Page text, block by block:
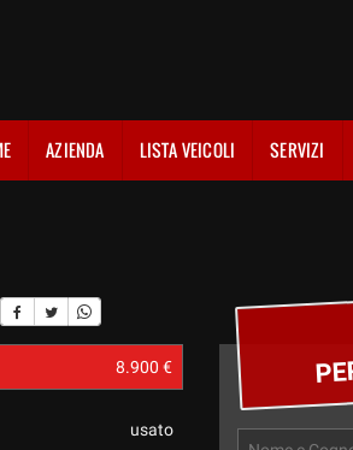
AZIENDA LISTA VEICOLI SERVIZI
8.900 €
usato